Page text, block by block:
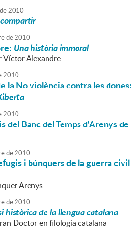
de2010
de2010
Una història immoral
Víctor Alexandre
2010
la No violència contra les dones:
2010
del Banc del Temps d'Arenys de
de2010
i búnquers de la guerra civil
Arenys
de2010
històrica de la llengua catalana
Doctor en filologia catalana